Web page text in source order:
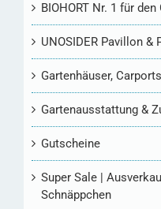
BIOHORT Nr. 1 für den
UNOSIDER Pavillon &
Gartenhäuser,
Gartenausstattung &
Gutscheine
Super Sale |
Schnäppchen